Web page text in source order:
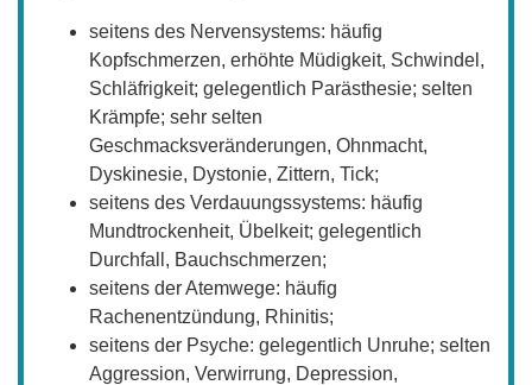
seitens des Nervensystems: häufig
Kopfschmerzen, erhöhte Müdigkeit, Schwindel,
Schläfrigkeit; gelegentlich Parästhesie; selten
Krämpfe; sehr selten
Geschmacksveränderungen, Ohnmacht,
Dyskinesie, Dystonie, Zittern, Tick;
seitens des Verdauungssystems: häufig
Mundtrockenheit, Übelkeit; gelegentlich
Durchfall, Bauchschmerzen;
seitens der Atemwege: häufig
Rachenentzündung, Rhinitis;
seitens der Psyche: gelegentlich Unruhe; selten
Aggression, Verwirrung, Depression,